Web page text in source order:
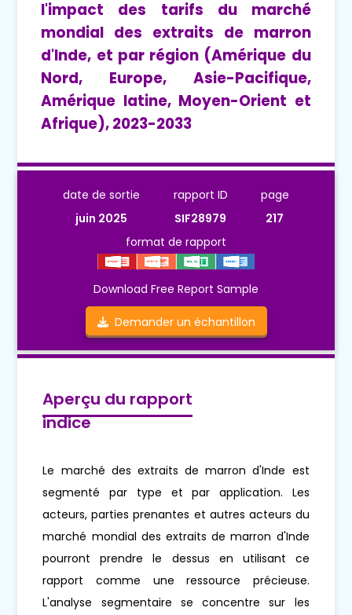
l'impact des tarifs du marché
mondial des extraits de marron
d'Inde, et par région (Amérique du
Nord, Europe, Asie-Pacifique,
Amérique latine, Moyen-Orient et
Afrique), 2023-2033
date de sortie
juin 2025
rapport ID
SIF28979
page
217
format de rapport
Download Free Report Sample
Demander un échantillon
Aperçu du rapport
indice
Le marché des extraits de marron d'Inde est
segmenté par type et par application. Les
acteurs, parties prenantes et autres acteurs du
marché mondial des extraits de marron d'Inde
pourront prendre le dessus en utilisant ce
rapport comme une ressource précieuse.
L'analyse segmentaire se concentre sur les